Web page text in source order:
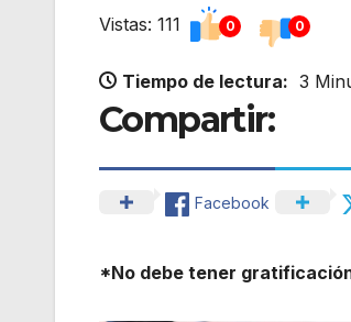
Vistas: 111 0 0
Tiempo de lectura: 3
Compartir:
Facebook
*No debe tener